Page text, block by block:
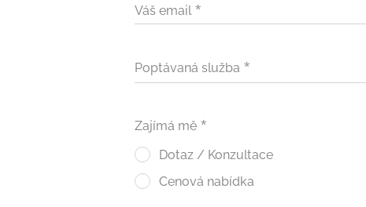
Váš email
Poptávaná služba
Zajímá mě
Dotaz / Konzultace
Cenová nabídka